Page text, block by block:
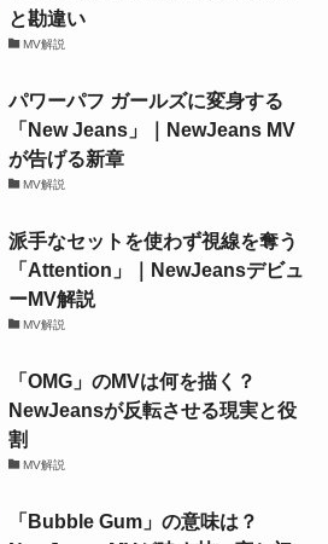
と勘違い
MV解説
パワーパフ ガールズに変身する
「New Jeans」｜NewJeans MV
が告げる新章
MV解説
派手なセットを使わず視線を奪う
「Attention」｜NewJeansデビュ
ーMV解説
MV解説
「OMG」のMVは何を描く？
NewJeansが反転させる現実と役
割
MV解説
「Bubble Gum」の意味は？